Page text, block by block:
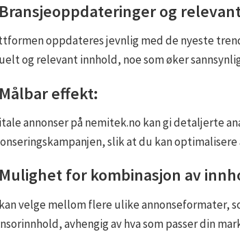
og
oppdateres jevnlig med de nyeste
og relevant innhold, noe som øker
effekt:
annonser på nemitek.no kan gi detaljerte
slik at du kan
for kombinasjon av
velge mellom flere ulike annonseformater,
avhengig av hva som passer din